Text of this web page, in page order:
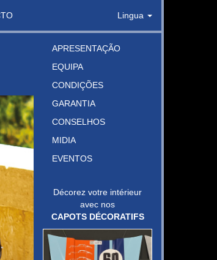
Lingua
APRESENTAÇÃO
EQUIPA
CONDIÇÕES
GARANTIA
CONSELHOS
MIDIA
EVENTOS
Décorez votre intérieur
avec nos
CAPOTS DÉCORATIFS